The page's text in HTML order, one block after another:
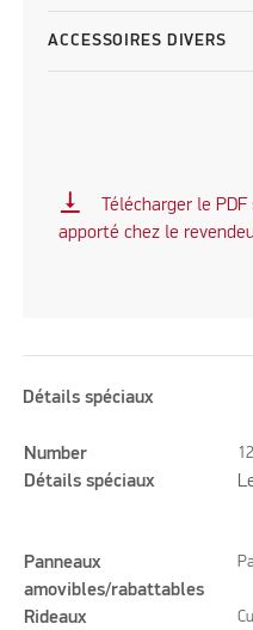
ACCESSOIRES DIVERS
vertical_align_bottom
Télécharger le
apporté chez le
Détails spéciaux
Number
Détails spéciaux
Panneaux
amovibles/rabattables
Rideaux